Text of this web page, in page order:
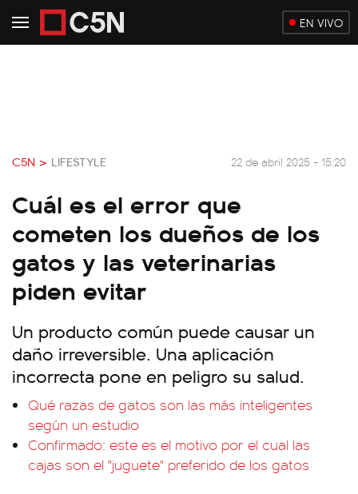
EN VIVO
C5N > LIFESTYLE 22 de abril 2025 - 15:20
Cuál es el error que
cometen los dueños de los
gatos y las veterinarias
piden evitar
Un producto común puede causar un
daño irreversible. Una aplicación
incorrecta pone en peligro su salud.
Qué razas de gatos son las más inteligentes
según un estudio
Confirmado: este es el motivo por el cual las
cajas son el "juguete" preferido de los gatos